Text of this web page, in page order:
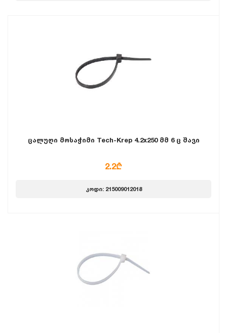
ცალუღი მოსაჭიმი Tech-Krep 4.2x250 მმ 6 ც შავი
2.2₾
კოდი: 215009012018